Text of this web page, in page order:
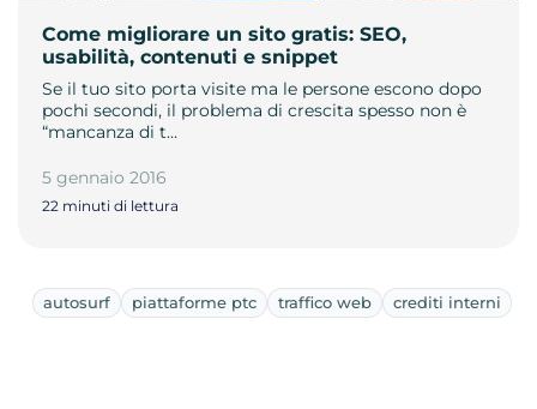
Come migliorare un sito gratis: SEO,
usabilità, contenuti e snippet
Se il tuo sito porta visite ma le persone escono dopo
pochi secondi, il problema di crescita spesso non è
“mancanza di t…
5 gennaio 2016
22 minuti di lettura
autosurf piattaforme ptc traffico web crediti interni